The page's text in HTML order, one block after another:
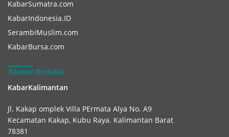
KabarSumatra.com
KabarIndonesia.ID
SerambiMuslim.com
KabarBursa.com
Alamat Redaksi
KabarKalimantan
Jl. Kakap omplek Villa PErmata Alya No. A9
Kecamatan Kakap, Kubu Raya. Kalimantan Barat
78381